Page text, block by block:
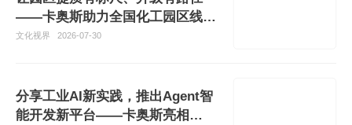
——卡奥斯助力全国化工园区线上
智检平台上线
文化视界 2026-07-30
分享工业AI新实践，推出Agent智
能开发新平台——卡奥斯亮相